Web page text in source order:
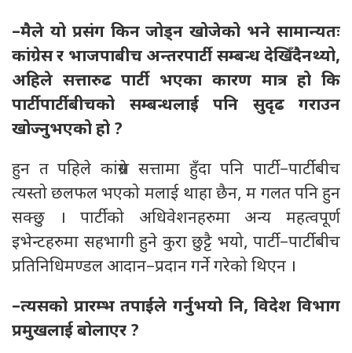
–मैले यो प्रसंग किन जोड्न खोजेको भने सामान्यतः
कांग्रेस र भाजपाबीच अन्तरपार्टी सम्बन्ध देखिँदैनथ्यो,
अहिले सत्तारुढ पार्टी भएका कारण मात्र हो कि
पार्टीपार्टीबीचको सम्बन्धलाई पनि सुदृढ गराउन
खोज्नुभएको हो ?
हुन त पहिले कांग्रेस सत्तामा हुँदा पनि पार्टी–पार्टीबीच
त्यस्तो छलफल भएको मलाई थाहा छैन, म गलत पनि हुन
सक्छु । पार्टीको अधिवेशनहरुमा अन्य महत्वपूर्ण
इभेन्टहरुमा सहभागी हुने कुरा छुट्टै भयो, पार्टी–पार्टीबीच
प्रतिनिधिमण्डल आदान–प्रदान गर्ने गरेको थिएन ।
–त्यसको प्रारम्भ तपाईंले गर्नुभयो नि, विदेश विभाग
प्रमुखलाई बोलाएर ?